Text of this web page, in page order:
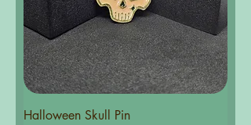
Halloween Skull Pin